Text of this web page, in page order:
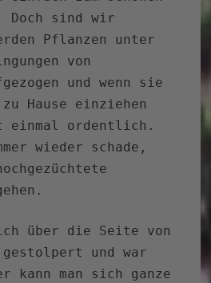
Doch sind wir
Pflanzen unter
von
und wenn sie
Hause einziehen
ordentlich.
wieder schade,
über die Seite von
gestolpert und war
kann man sich ganze